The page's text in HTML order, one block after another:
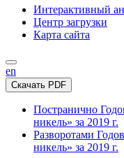
Интерактивный
Центр загрузки
Карта сайта
en
Скачать PDF
Постранично
никель» за 2019 г.
Разворотами
никель» за 2019 г.